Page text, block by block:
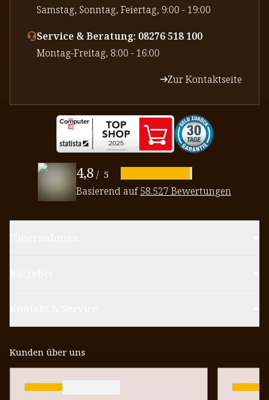
⁠Samstag, Sonntag, Feiertag, 9:00 - 19:00
Service & Beratung: 08276 518 100
⁠Montag-Freitag, 8:00 - 16:00
Zur Kontaktseite
4,8/ 5
Basierend auf58.527 Bewertungen
Kunden über uns